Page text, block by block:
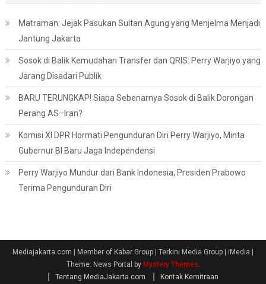
Matraman: Jejak Pasukan Sultan Agung yang Menjelma Menjadi
Jantung Jakarta
Sosok di Balik Kemudahan Transfer dan QRIS: Perry Warjiyo yang
Jarang Disadari Publik
BARU TERUNGKAP! Siapa Sebenarnya Sosok di Balik Dorongan
Perang AS–Iran?
Komisi XI DPR Hormati Pengunduran Diri Perry Warjiyo, Minta
Gubernur BI Baru Jaga Independensi
Perry Warjiyo Mundur dari Bank Indonesia, Presiden Prabowo
Terima Pengunduran Diri
Mediajakarta.com | Member of Kabar Group | Terkini Media Group | iMedia
Theme: News Portal by Mystery Themes.
Tentang MediaJakarta.com
Kontak Kemitraan